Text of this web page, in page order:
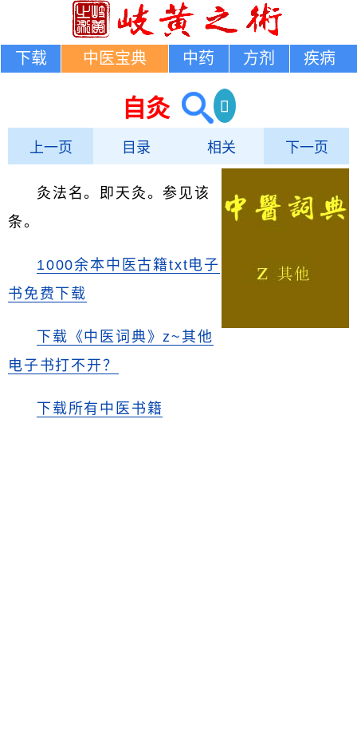
下载 中医宝典 中药 方剂 疾病
自灸
上一页 目录 相关 下一页
灸法名。即天灸。参见该
条。
1000余本中医古籍txt电子
书免费下载
下载《中医词典》z~其他
电子书打不开？
下载所有中医书籍